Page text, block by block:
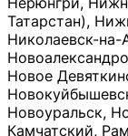
Татарстан),
Николаевск-
Новое
Новоуральск,
Камчатский,